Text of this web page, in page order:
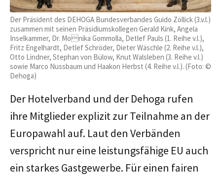
Der Präsident des DEHOGA Bundesverbandes Guido Zöllick (3.v.l.)
zusammen mit seinen Präsidiumskollegen Gerald Kink, Angela
Inselkammer, Dr. Monika Gommolla, Detlef Pauls (1. Reihe v.l.),
Fritz Engelhardt, Detlef Schröder, Dieter Wäschle (2. Reihe v.l.),
Otto Lindner, Stephan von Bülow, Knut Walsleben (3. Reihe v.l.)
sowie Marco Nussbaum und Haakon Herbst (4. Reihe v.l.). (Foto: ©
Dehoga)
Der Hotelverband und der Dehoga rufen
ihre Mitglieder explizit zur Teilnahme an der
Europawahl auf. Laut den Verbänden
verspricht nur eine leistungsfähige EU auch
ein starkes Gastgewerbe. Für einen fairen